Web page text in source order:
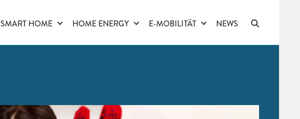
SMART HOME HOME ENERGY E-MOBILITÄT NEWS